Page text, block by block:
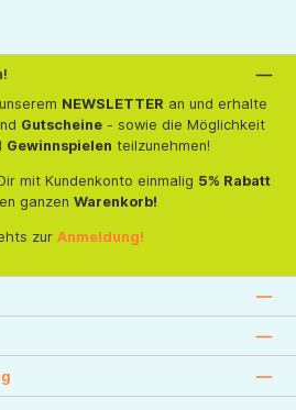
NEWSLETTER an und erhalte
Gutscheine- sowie die Möglichkeit
Gewinnspielen teilzunehmen!
mit Kundenkonto einmalig 5% Rabatt
ganzen Warenkorb!
zur Anmeldung!